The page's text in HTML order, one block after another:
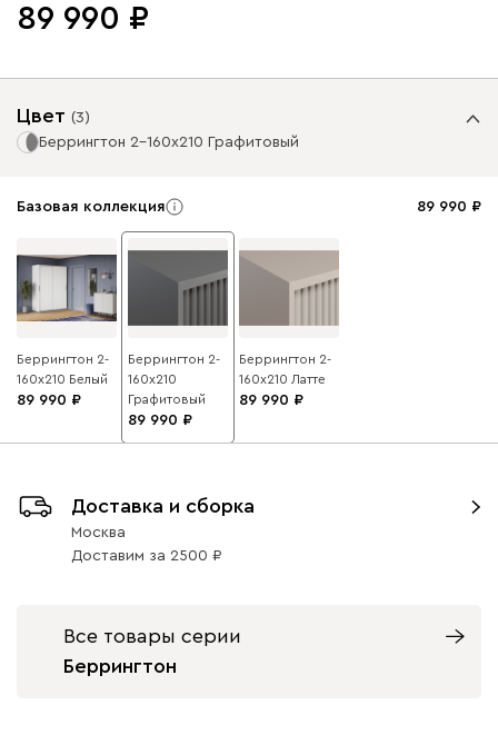
89 990
Цвет (3)
Беррингтон 2-160x210 Графитовый
Базовая коллекция 89 990
Беррингтон 2-
160x210 Белый
89 990
Беррингтон 2-
160x210
Графитовый
89 990
Беррингтон 2-
160x210 Латте
89 990
Доставка и сборка
Москва
Доставим за 2500
Все товары серии
Беррингтон